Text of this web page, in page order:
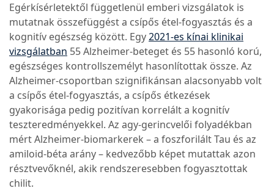
Egérkísérletektől függetlenül emberi vizsgálatok is
mutatnak összefüggést a csípős étel-fogyasztás és a
kognitív egészség között. Egy2021-es kínai klinikai
vizsgálatban 55 Alzheimer-beteget és 55 hasonló korú,
egészséges kontrollszemélyt hasonlítottak össze. Az
Alzheimer-csoportban szignifikánsan alacsonyabb volt
a csípős étel-fogyasztás, a csípős étkezések
gyakorisága pedig pozitívan korrelált a kognitív
teszteredményekkel. Az agy-gerincvelői folyadékban
mért Alzheimer-biomarkerek – a foszforilált Tau és az
amiloid-béta arány – kedvezőbb képet mutattak azon
résztvevőknél, akik rendszeresebben fogyasztottak
chilit.